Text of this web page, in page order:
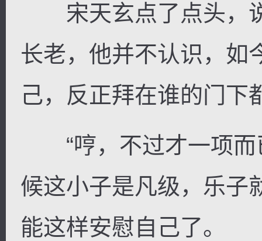
宋天玄点了点头，
长老，他并不认识，如
己，反正拜在谁的门下
“哼，不过才一项而
候这小子是凡级，乐子
能这样安慰自己了。